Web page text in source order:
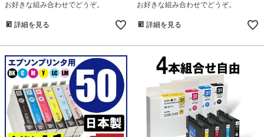
お好きな組み合わせでどうぞ。
詳細を見る
お好きな組み合わせでどうぞ。
詳細を見る